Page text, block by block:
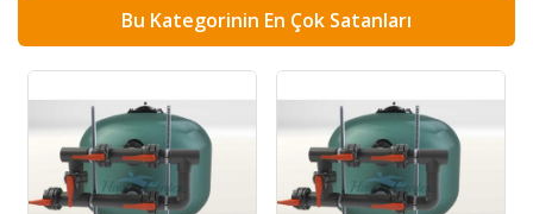
Bu Kategorinin En Çok Satanları